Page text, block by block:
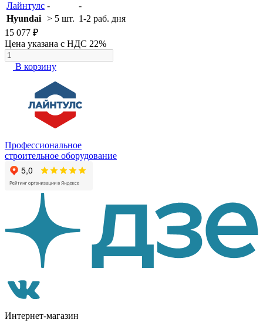
Лайнтулс -
-
Hyundai > 5 шт. 1-2 раб. дня
15 077 ₽
Цена указана с НДС 22%
В корзину
Профессиональное
строительное оборудование
Интернет-магазин